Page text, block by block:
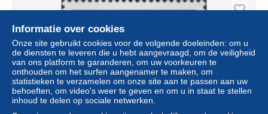
Informatie over cookies
Onze site gebruikt cookies voor de volgende doeleinden: om u
de diensten te leveren die u hebt aangevraagd, om de veiligheid
van ons platform te garanderen, om uw voorkeuren te
onthouden om het surfen aangenamer te maken, om
statistieken te verzamelen om onze site aan te passen aan uw
behoeften, om video's weer te geven en om u in staat te stellen
inhoud te delen op sociale netwerken.